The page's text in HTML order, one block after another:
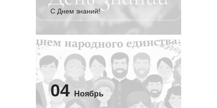
C Днем знаний!
04 Ноябрь